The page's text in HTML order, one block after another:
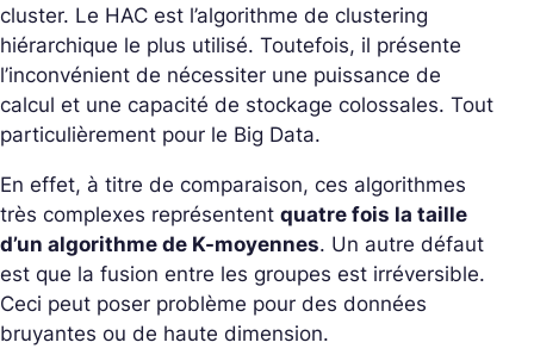
cluster. Le HAC est l’algorithme de clustering
hiérarchique le plus utilisé. Toutefois, il présente
l’inconvénient de nécessiter une puissance de
calcul et une capacité de stockage colossales. Tout
particulièrement pour le Big Data.
En effet, à titre de comparaison, ces algorithmes
très complexes représentent quatre fois la taille
d’un algorithme de K-moyennes. Un autre défaut
est que la fusion entre les groupes est irréversible.
Ceci peut poser problème pour des données
bruyantes ou de haute dimension.